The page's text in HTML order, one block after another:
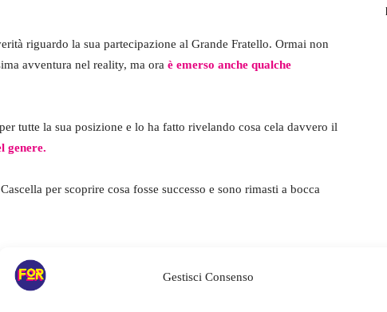
Gestisci Consenso
riguardo la sua partecipazione al Grande Fratello. Ormai non
avventura nel reality, ma ora è emerso anche qualche
tutte la sua posizione e lo ha fatto rivelando cosa cela davvero il
genere.
per scoprire cosa fosse successo e sono rimasti a bocca
che Karina Cascella